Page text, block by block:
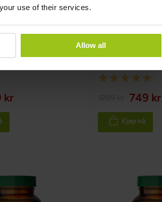
use of their services.
Allow all
kr
NRC for NAD+
Rating:
749 kr
Kjøp nå